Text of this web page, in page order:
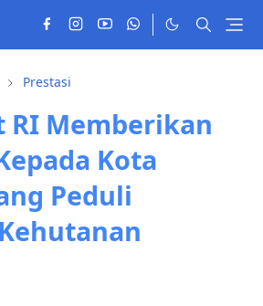
Prestasi
RI Memberikan
Kota
Peduli